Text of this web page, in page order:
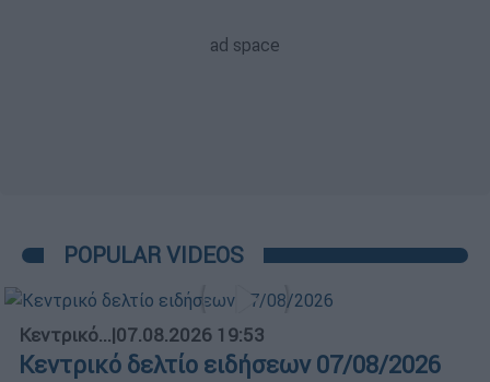
POPULAR VIDEOS
Κεντρικό...|07.08.2026 19:53
Κεντρικό δελτίο ειδήσεων 07/08/2026